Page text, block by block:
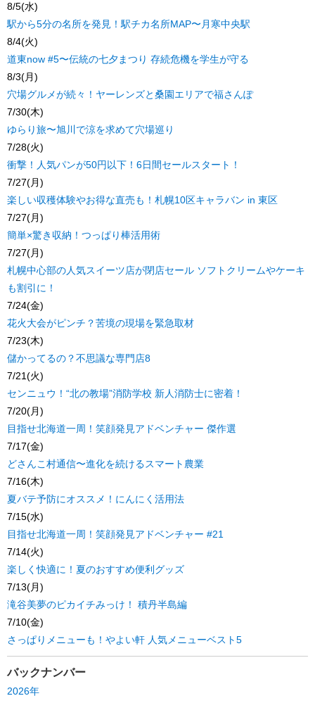
8/5(水)
駅から5分の名所を発見！駅チカ名所MAP〜月寒中央駅
8/4(火)
道東now #5〜伝統の七夕まつり 存続危機を学生が守る
8/3(月)
穴場グルメが続々！ヤーレンズと桑園エリアで福さんぽ
7/30(木)
ゆらり旅〜旭川で涼を求めて穴場巡り
7/28(火)
衝撃！人気パンが50円以下！6日間セールスタート！
7/27(月)
楽しい収穫体験やお得な直売も！札幌10区キャラバン in 東区
7/27(月)
簡単×驚き収納！つっぱり棒活用術
7/27(月)
札幌中心部の人気スイーツ店が閉店セール ソフトクリームやケーキ
も割引に！
7/24(金)
花火大会がピンチ？苦境の現場を緊急取材
7/23(木)
儲かってるの？不思議な専門店8
7/21(火)
センニュウ！“北の教場”消防学校 新人消防士に密着！
7/20(月)
目指せ北海道一周！笑顔発見アドベンチャー 傑作選
7/17(金)
どさんこ村通信〜進化を続けるスマート農業
7/16(木)
夏バテ予防にオススメ！にんにく活用法
7/15(水)
目指せ北海道一周！笑顔発見アドベンチャー #21
7/14(火)
楽しく快適に！夏のおすすめ便利グッズ
7/13(月)
滝谷美夢のピカイチみっけ！ 積丹半島編
7/10(金)
さっぱりメニューも！やよい軒 人気メニューベスト5
バックナンバー
2026年